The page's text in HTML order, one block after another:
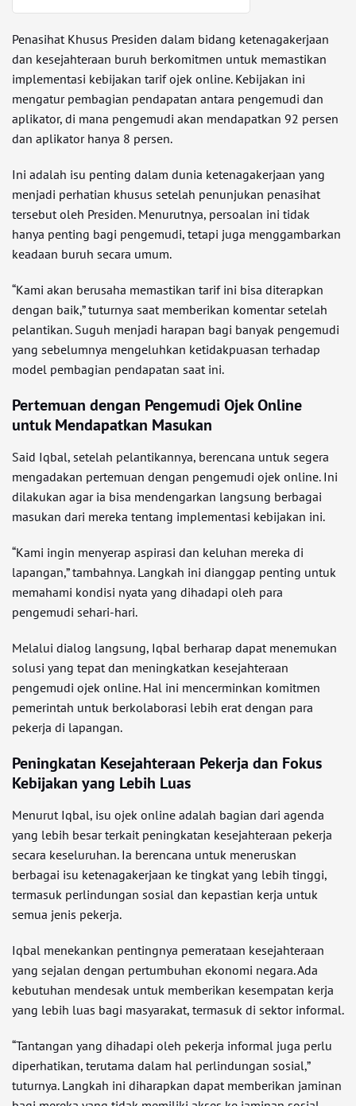
Penasihat Khusus Presiden dalam bidang ketenagakerjaan
dan kesejahteraan buruh berkomitmen untuk memastikan
implementasi kebijakan tarif ojek online. Kebijakan ini
mengatur pembagian pendapatan antara pengemudi dan
aplikator, di mana pengemudi akan mendapatkan 92 persen
dan aplikator hanya 8 persen.
Ini adalah isu penting dalam dunia ketenagakerjaan yang
menjadi perhatian khusus setelah penunjukan penasihat
tersebut oleh Presiden. Menurutnya, persoalan ini tidak
hanya penting bagi pengemudi, tetapi juga menggambarkan
keadaan buruh secara umum.
“Kami akan berusaha memastikan tarif ini bisa diterapkan
dengan baik,” tuturnya saat memberikan komentar setelah
pelantikan. Suguh menjadi harapan bagi banyak pengemudi
yang sebelumnya mengeluhkan ketidakpuasan terhadap
model pembagian pendapatan saat ini.
Pertemuan dengan Pengemudi Ojek Online
untuk Mendapatkan Masukan
Said Iqbal, setelah pelantikannya, berencana untuk segera
mengadakan pertemuan dengan pengemudi ojek online. Ini
dilakukan agar ia bisa mendengarkan langsung berbagai
masukan dari mereka tentang implementasi kebijakan ini.
“Kami ingin menyerap aspirasi dan keluhan mereka di
lapangan,” tambahnya. Langkah ini dianggap penting untuk
memahami kondisi nyata yang dihadapi oleh para
pengemudi sehari-hari.
Melalui dialog langsung, Iqbal berharap dapat menemukan
solusi yang tepat dan meningkatkan kesejahteraan
pengemudi ojek online. Hal ini mencerminkan komitmen
pemerintah untuk berkolaborasi lebih erat dengan para
pekerja di lapangan.
Peningkatan Kesejahteraan Pekerja dan Fokus
Kebijakan yang Lebih Luas
Menurut Iqbal, isu ojek online adalah bagian dari agenda
yang lebih besar terkait peningkatan kesejahteraan pekerja
secara keseluruhan. Ia berencana untuk meneruskan
berbagai isu ketenagakerjaan ke tingkat yang lebih tinggi,
termasuk perlindungan sosial dan kepastian kerja untuk
semua jenis pekerja.
Iqbal menekankan pentingnya pemerataan kesejahteraan
yang sejalan dengan pertumbuhan ekonomi negara. Ada
kebutuhan mendesak untuk memberikan kesempatan kerja
yang lebih luas bagi masyarakat, termasuk di sektor informal.
“Tantangan yang dihadapi oleh pekerja informal juga perlu
diperhatikan, terutama dalam hal perlindungan sosial,”
tuturnya. Langkah ini diharapkan dapat memberikan jaminan